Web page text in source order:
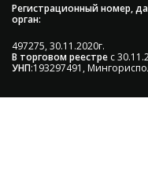
Регистрационный номер,
орган:
497275, 30.11.2020г.
В торговом реестре с
УНП:193297491,